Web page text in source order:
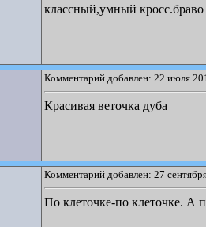
классный,умный кросс.браво
Комментарий добавлен: 22 июля
Красивая веточка дуба
Комментарий добавлен: 27
По клеточке-по клеточке. А